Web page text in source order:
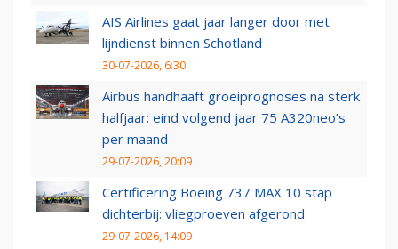
AIS Airlines gaat jaar langer door met
lijndienst binnen Schotland
30-07-2026, 6:30
Airbus handhaaft groeiprognoses na sterk
halfjaar: eind volgend jaar 75 A320neo’s
per maand
29-07-2026, 20:09
Certificering Boeing 737 MAX 10 stap
dichterbij: vliegproeven afgerond
29-07-2026, 14:09